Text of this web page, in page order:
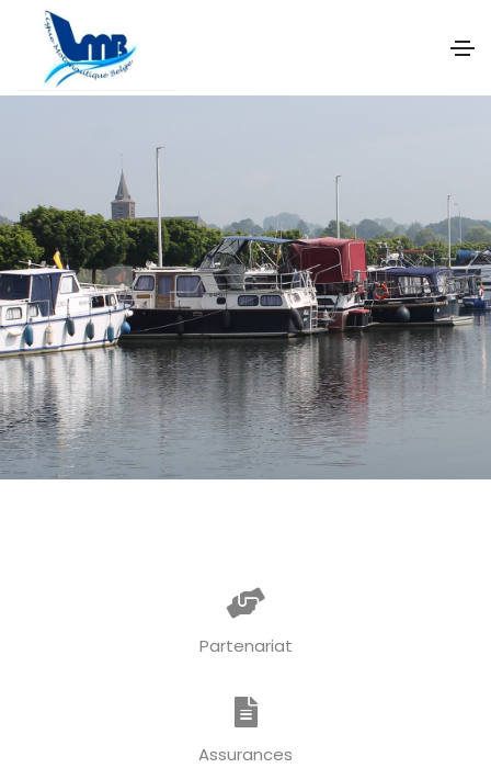
Partenariat
Assurances